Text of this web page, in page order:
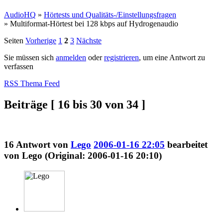
AudioHQ » Hörtests und Qualitäts-/Einstellungsfragen
» Multiformat-Hörtest bei 128 kbps auf Hydrogenaudio
Seiten Vorherige 1 2 3 Nächste
Sie müssen sich anmelden oderregistrieren, um eine Antwort zu
verfassen
RSS Thema Feed
Beiträge [ 16 bis 30 von 34 ]
16 Antwort von Lego 2006-01-16 22:05 bearbeitet
von Lego (Original: 2006-01-16 20:10)